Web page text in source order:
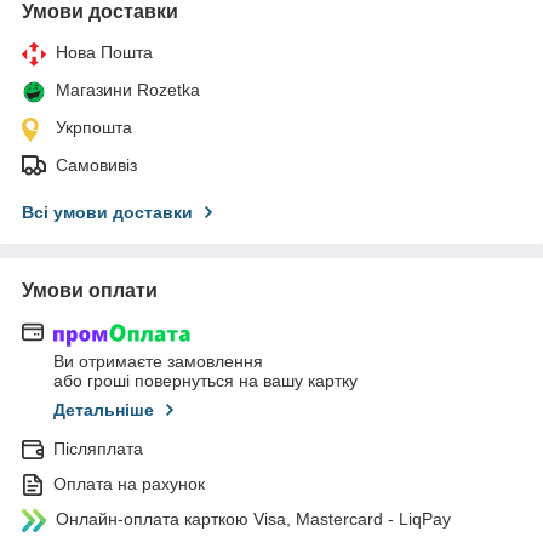
Умови доставки
Нова Пошта
Магазини Rozetka
Укрпошта
Самовивіз
Всі умови доставки
Умови оплати
Ви отримаєте замовлення
або гроші повернуться на вашу картку
Детальніше
Післяплата
Оплата на рахунок
Онлайн-оплата карткою Visa, Mastercard - LiqPay